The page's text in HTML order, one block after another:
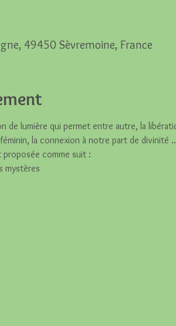
49450 Sèvremoine, France
de lumière qui permet entre autre, la
la connexion à notre part de divinité
comme suit :
mystères